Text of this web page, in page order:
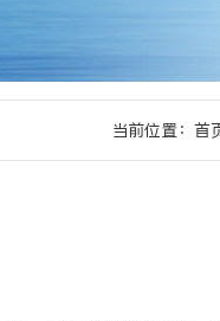
当前位置： 首